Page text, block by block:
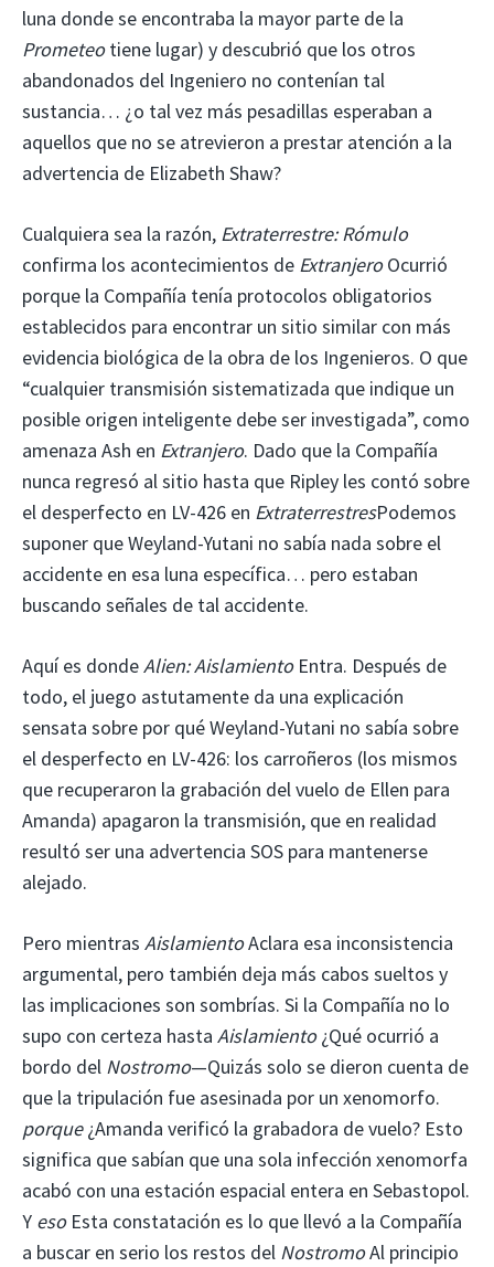
luna donde se encontraba la mayor parte de la
Prometeotiene lugar) y descubrió que los otros
abandonados del Ingeniero no contenían tal
sustancia… ¿o tal vez más pesadillas esperaban a
aquellos que no se atrevieron a prestar atención a la
advertencia de Elizabeth Shaw?
Cualquiera sea la razón, Extraterrestre: Rómulo
confirma los acontecimientos de ExtranjeroOcurrió
porque la Compañía tenía protocolos obligatorios
establecidos para encontrar un sitio similar con más
evidencia biológica de la obra de los Ingenieros. O que
“cualquier transmisión sistematizada que indique un
posible origen inteligente debe ser investigada”, como
amenaza Ash en Extranjero. Dado que la Compañía
nunca regresó al sitio hasta que Ripley les contó sobre
el desperfecto en LV-426 en ExtraterrestresPodemos
suponer que Weyland-Yutani no sabía nada sobre el
accidente en esa luna específica… pero estaban
buscando señales de tal accidente.
Aquí es dondeAlien: Aislamiento Entra. Después de
todo, el juego astutamente da una explicación
sensata sobre por qué Weyland-Yutani no sabía sobre
el desperfecto en LV-426: los carroñeros (los mismos
que recuperaron la grabación del vuelo de Ellen para
Amanda) apagaron la transmisión, que en realidad
resultó ser una advertencia SOS para mantenerse
alejado.
Pero mientras AislamientoAclara esa inconsistencia
argumental, pero también deja más cabos sueltos y
las implicaciones son sombrías. Si la Compañía no lo
supo con certeza hasta Aislamiento¿Qué ocurrió a
bordo del Nostromo—Quizás solo se dieron cuenta de
que la tripulación fue asesinada por un xenomorfo.
porque¿Amanda verificó la grabadora de vuelo? Esto
significa que sabían que una sola infección xenomorfa
acabó con una estación espacial entera en Sebastopol.
Y esoEsta constatación es lo que llevó a la Compañía
a buscar en serio los restos del NostromoAl principio